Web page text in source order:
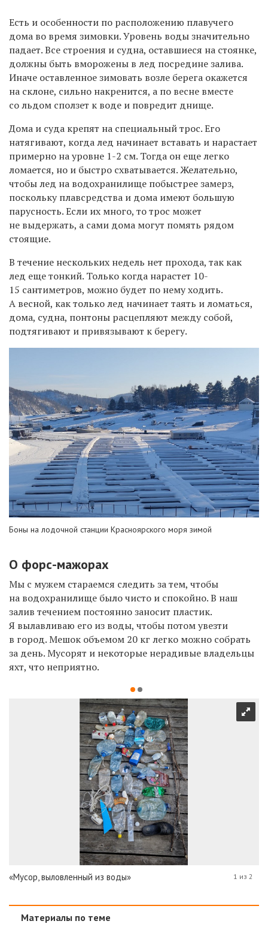
Есть и особенности по расположению плавучего
дома во время зимовки. Уровень воды значительно
падает. Все строения и судна, оставшиеся на стоянке,
должны быть вморожены в лед посредине залива.
Иначе оставленное зимовать возле берега окажется
на склоне, сильно накренится, а по весне вместе
со льдом сползет к воде и повредит днище.
Дома и суда крепят на специальный трос. Его
натягивают, когда лед начинает вставать и нарастает
примерно на уровне 1-2 см. Тогда он еще легко
ломается, но и быстро схватывается. Желательно,
чтобы лед на водохранилище побыстрее замерз,
поскольку плавсредства и дома имеют большую
парусность. Если их много, то трос может
не выдержать, а сами дома могут помять рядом
стоящие.
В течение нескольких недель нет прохода, так как
лед еще тонкий. Только когда нарастет 10-
15 сантиметров, можно будет по нему ходить.
А весной, как только лед начинает таять и ломаться,
дома, судна, понтоны расцепляют между собой,
подтягивают и привязывают к берегу.
Боны на лодочной станции Красноярского моря зимой
О форс-мажорах
Мы с мужем стараемся следить за тем, чтобы
на водохранилище было чисто и спокойно. В наш
залив течением постоянно заносит пластик.
Я вылавливаю его из воды, чтобы потом увезти
в город. Мешок объемом 20 кг легко можно собрать
за день. Мусорят и некоторые нерадивые владельцы
яхт, что неприятно.
«Мусор, выловленный из воды» 1 из 2
Материалы по теме